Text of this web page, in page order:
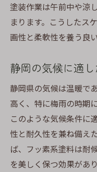
塗装作業は午前中や涼
まります。こうしたス
画性と柔軟性を養う良
静岡の気候に適
静岡県の気候は温暖で
高く、特に梅雨の時期
このような気候条件に
性と耐久性を兼ね備え
ば、フッ素系塗料は耐
を美しく保つ効果があ